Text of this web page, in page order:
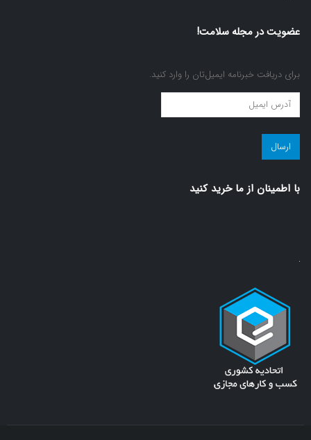
عضویت در مجله سلامت!
برای دریافت خبرنامه ایمیل‌تان را وارد کنید.
عضویت
در
مجله
سلامت!
با اطمينان از ما خريد كنيد